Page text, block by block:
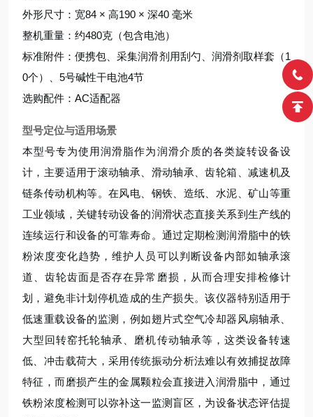
外形尺寸：宽84 × 高190 × 深40 毫米
整机重量：约480克（包含电池）
标准附件：便携包、采集润滑剂用刮勺、润滑剂取样套（1
0个）、5号碱性干电池4节
选购配件：AC适配器
型号定位与适用场景
本型号专为使用润滑脂作为润滑介质的各类旋转设备设
计，主要适用于滚动轴承、滑动轴承、齿轮箱、减速机及
链条传动机构等。在风电、钢铁、造纸、水泥、矿山等重
工业领域，关键转动设备的润滑状态直接关系到生产线的
连续运行和设备的可靠寿命。通过定期检测润滑脂中的铁
粉浓度变化趋势，维护人员可以判断设备内部如轴承滚
道、齿轮齿面是否存在异常磨损，从而合理安排检修计
划，避免非计划停机造成的生产损失。该仪器特别适用于
低速重载设备的监测，例如翅片式空气冷却器风扇轴承、
大型回转窑托轮轴承、磨机传动轴承等，这类设备转速
低、冲击载荷大，采用传统振动分析法难以有效捕捉故障
特征，而磨损产生的金属颗粒会直接进入润滑脂中，通过
铁粉浓度检测可以弥补这一监测盲区，为设备状态评估提